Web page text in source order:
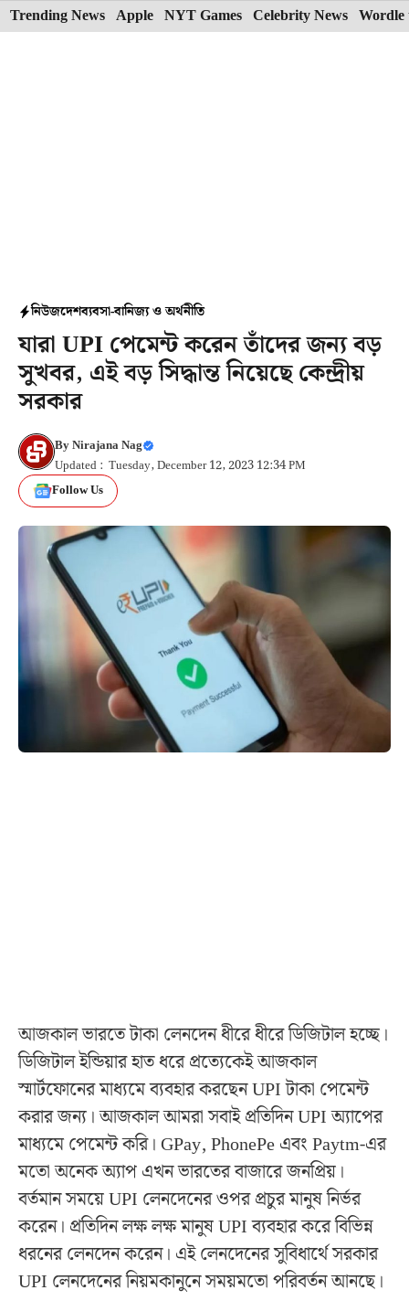
Skip
to
Trending News Apple NYT Games Celebrity News Wordle
নিউজদেশব্যবসা-বানিজ্য ও অর্থনীতি
যারা UPI পেমেন্ট করেন তাঁদের জন্য বড়
সুখবর, এই বড় সিদ্ধান্ত নিয়েছে কেন্দ্রীয়
সরকার
ByNirajana Nag
Updated : Tuesday, December 12, 2023 12:34 PM
Follow Us
আজকাল ভারতে টাকা লেনদেন ধীরে ধীরে ডিজিটাল হচ্ছে।
ডিজিটাল ইন্ডিয়ার হাত ধরে প্রত্যেকেই আজকাল
স্মার্টফোনের মাধ্যমে ব্যবহার করছেন UPI টাকা পেমেন্ট
করার জন্য। আজকাল আমরা সবাই প্রতিদিন UPI অ্যাপের
মাধ্যমে পেমেন্ট করি। GPay, PhonePe এবং Paytm-এর
মতো অনেক অ্যাপ এখন ভারতের বাজারে জনপ্রিয়।
বর্তমান সময়ে UPI লেনদেনের ওপর প্রচুর মানুষ নির্ভর
করেন। প্রতিদিন লক্ষ লক্ষ মানুষ UPI ব্যবহার করে বিভিন্ন
ধরনের লেনদেন করেন। এই লেনদেনের সুবিধার্থে সরকার
UPI লেনদেনের নিয়মকানুনে সময়মতো পরিবর্তন আনছে।